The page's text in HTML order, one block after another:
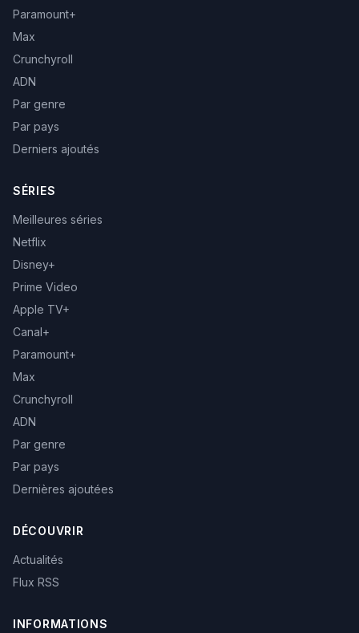
Paramount+
Max
Crunchyroll
ADN
Par genre
Par pays
Derniers ajoutés
SÉRIES
Meilleures séries
Netflix
Disney+
Prime Video
Apple TV+
Canal+
Paramount+
Max
Crunchyroll
ADN
Par genre
Par pays
Dernières ajoutées
DÉCOUVRIR
Actualités
Flux RSS
INFORMATIONS